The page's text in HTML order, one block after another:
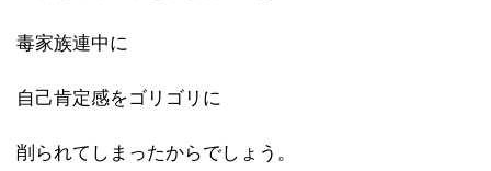
毒家族連中に
自己肯定感をゴリゴリに
削られてしまったからでしょう。